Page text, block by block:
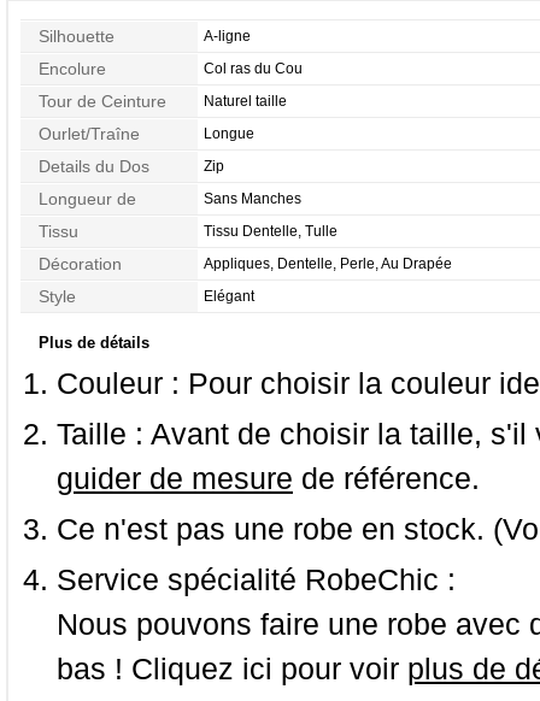
Silhouette A-ligne
Encolure Col ras du Cou
Tour de Ceinture Naturel taille
Ourlet/Traîne Longue
Details du Dos Zip
Longueur de
Manches
Sans Manches
Tissu Tissu Dentelle, Tulle
Décoration Appliques, Dentelle, Perle, Au Drapée
Style Elégant
Plus de détails
Couleur : Pour choisir la couleur
Taille : Avant de choisir la taille,
guider de mesure de référence.
Ce n'est pas une robe en stock.
Service spécialité RobeChic :
Nous pouvons faire une robe
bas ! Cliquez ici pour voir plus de